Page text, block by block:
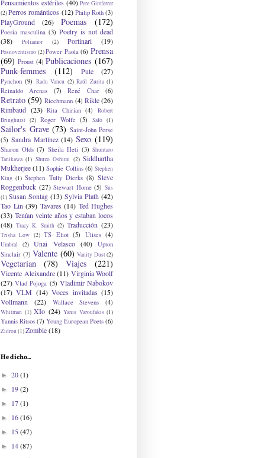
Pensamientos estériles (40) Pere Gimferrer
(2)Perros románticos (12) Philip Roth (3)
PlayGround (26) Poemas (172)
Poesía masculina (3) Poetry is not dead
(38)
Poliamor (2) Portinari (19)
Posnoventismo (2) Power Paola (6) Prensa
(69) Proust (4) Publicaciones (167)
Punk-femmes
(112) Pute (27)
Pynchon (9) Radu Vancu (2) Raúl Zurita (1)
Reinaldo Arenas (7) René Char (6)
Retrato (59) Riechmann (4) Rikle (26)
Rimbaud (23) Rita Chirian (4)
Robert
Bringhurst (2) Roger Wolfe (5) Safo (1)
Sailor's Grave (73) Saint-John Perse
(5) Sandra Martínez (14) Sexo (119)
Sharon Olds (7) Sheila Heti (3) Shuntaro
Tanikawa (1) Shuzo Oshimi (2) Siddhartha
Mukherjee (11) Sophie Collins (6) Stephen
King (1) Stephen Tully Dierks (8) Steve
Roggenbuck (27) Stewart Home (5) Sus
(1) Susan Sontag (13) Sylvia Plath (42)
Tao Lin (39) Tavares (14) Ted Hughes
(33) Tenían veinte años y estaban locos
(48) Tracy K. Smith (2) Traducción (23)
Trisha Low (2) TS Eliot (5) Ulises (4)
Umbral (2) Unai Velasco (40)
Upton
Sinclair (7) Valente (60) Vanity Dust(2)
Vegetarian (78) Viajes (221)
Vicente Aleixandre (11) Virginia Woolf
(27) Vlad Pojoga (5) Vladimir Nabokov
(17) VLM (14) Voces invitadas (15)
Vollmann
(22) Wallace Stevens (4)
Whitman (1) XIo (24) Yanis Varoufakis (1)
Yannis Ritsos (7) Young European Poets (6)
Zidrou(1)Zombie(18)
He dicho...
► 20(1)
► 19(2)
► 17(1)
► 16(16)
► 15(47)
► 14(87)